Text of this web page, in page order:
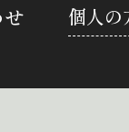
個人の